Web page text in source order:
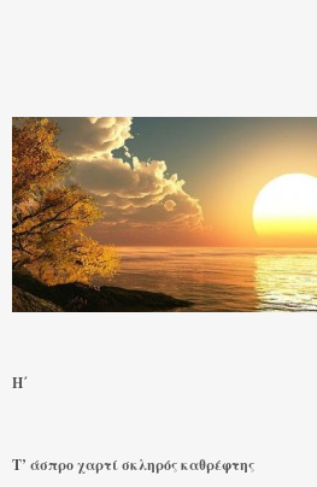
Η΄
Τ’ άσπρο χαρτί σκληρός καθρέφτης